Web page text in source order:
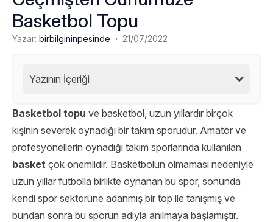
Basketbol Topu
Yazar: birbilgininpesinde · 21/07/2022
Yazının İçeriği
Basketbol topu ve basketbol, ​​uzun yıllardır birçok
kişinin severek oynadığı bir takım sporudur. Amatör ve
profesyonellerin oynadığı takım sporlarında kullanılan
basket çok önemlidir. Basketbolun olmaması nedeniyle
uzun yıllar futbolla birlikte oynanan bu spor, sonunda
kendi spor sektörüne adanmış bir top ile tanışmış ve
bundan sonra bu sporun adıyla anılmaya başlamıştır.